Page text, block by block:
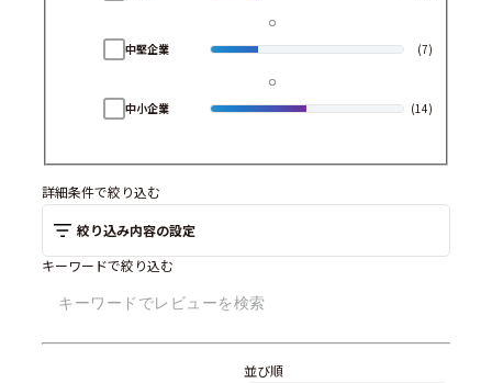
中堅企業 (7)
中小企業 (14)
詳細条件で絞り込む
絞り込み内容の設定
キーワードで絞り込む
並び順